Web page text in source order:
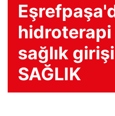
hidroterapi
sağlık
SAĞLIK